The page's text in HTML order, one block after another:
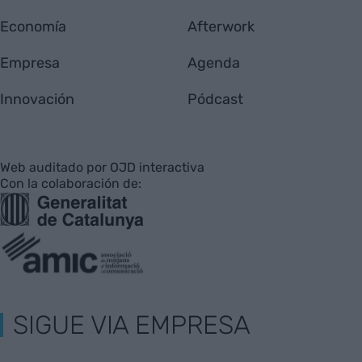
Economía
Empresa
Innovación
Afterwork
Agenda
Pódcast
Web auditado por OJD interactiva
Con la colaboración de:
SIGUE VIA EMPRESA